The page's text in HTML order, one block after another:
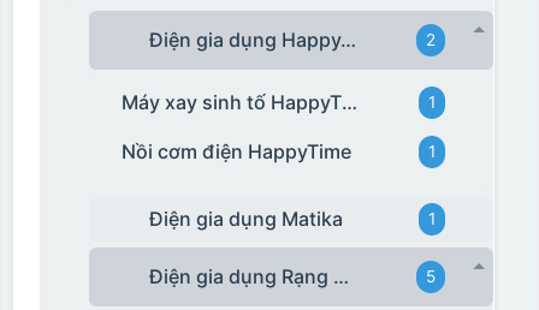
Điện gia dụng HappyTime 2
Máy xay sinh tố HappyTime 1
Nồi cơm điện HappyTime 1
Điện gia dụng Matika 1
Điện gia dụng Rạng Đông 5